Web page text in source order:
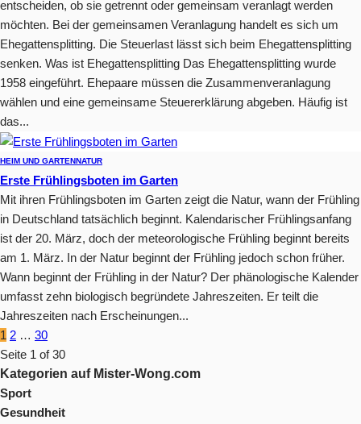
entscheiden, ob sie getrennt oder gemeinsam veranlagt werden
möchten. Bei der gemeinsamen Veranlagung handelt es sich um
Ehegattensplitting. Die Steuerlast lässt sich beim Ehegattensplitting
senken. Was ist Ehegattensplitting Das Ehegattensplitting wurde
1958 eingeführt. Ehepaare müssen die Zusammenveranlagung
wählen und eine gemeinsame Steuererklärung abgeben. Häufig ist
das...
HEIM UND GARTENNATUR
Erste Frühlingsboten im Garten
Mit ihren Frühlingsboten im Garten zeigt die Natur, wann der Frühling
in Deutschland tatsächlich beginnt. Kalendarischer Frühlingsanfang
ist der 20. März, doch der meteorologische Frühling beginnt bereits
am 1. März. In der Natur beginnt der Frühling jedoch schon früher.
Wann beginnt der Frühling in der Natur? Der phänologische Kalender
umfasst zehn biologisch begründete Jahreszeiten. Er teilt die
Jahreszeiten nach Erscheinungen...
1 2 … 30
Seite 1 of 30
Kategorien auf Mister-Wong.com
Sport
Gesundheit